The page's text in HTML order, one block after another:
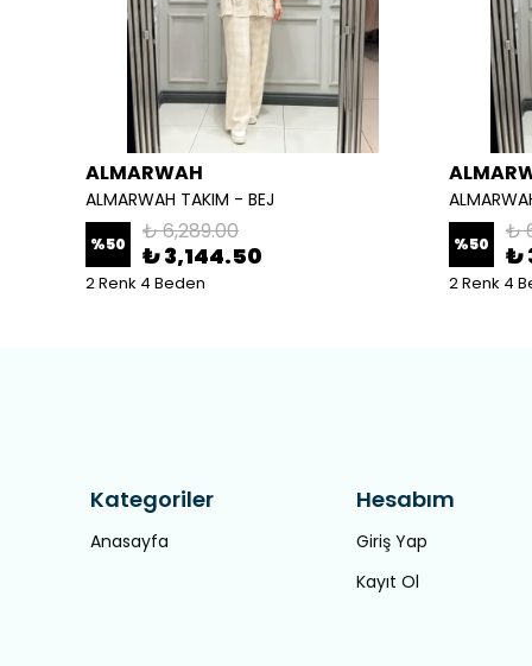
ALMARWAH
ALMARWAH TAKIM - BEJ
%50 ₺ 6,289.00
₺ 3,144.50
2 Renk 4 Beden
%50 ₺
₺
2 Renk 4
Kategoriler
Anasayfa
Hesabım
Giriş Yap
Kayıt Ol